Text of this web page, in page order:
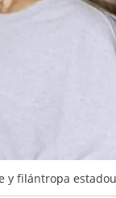
y filántropa